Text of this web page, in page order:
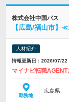
株式会社中国バス
【広島/福山市】
人材紹介
情報更新日：2026/07/
マイナビ転職
勤務地
広島県